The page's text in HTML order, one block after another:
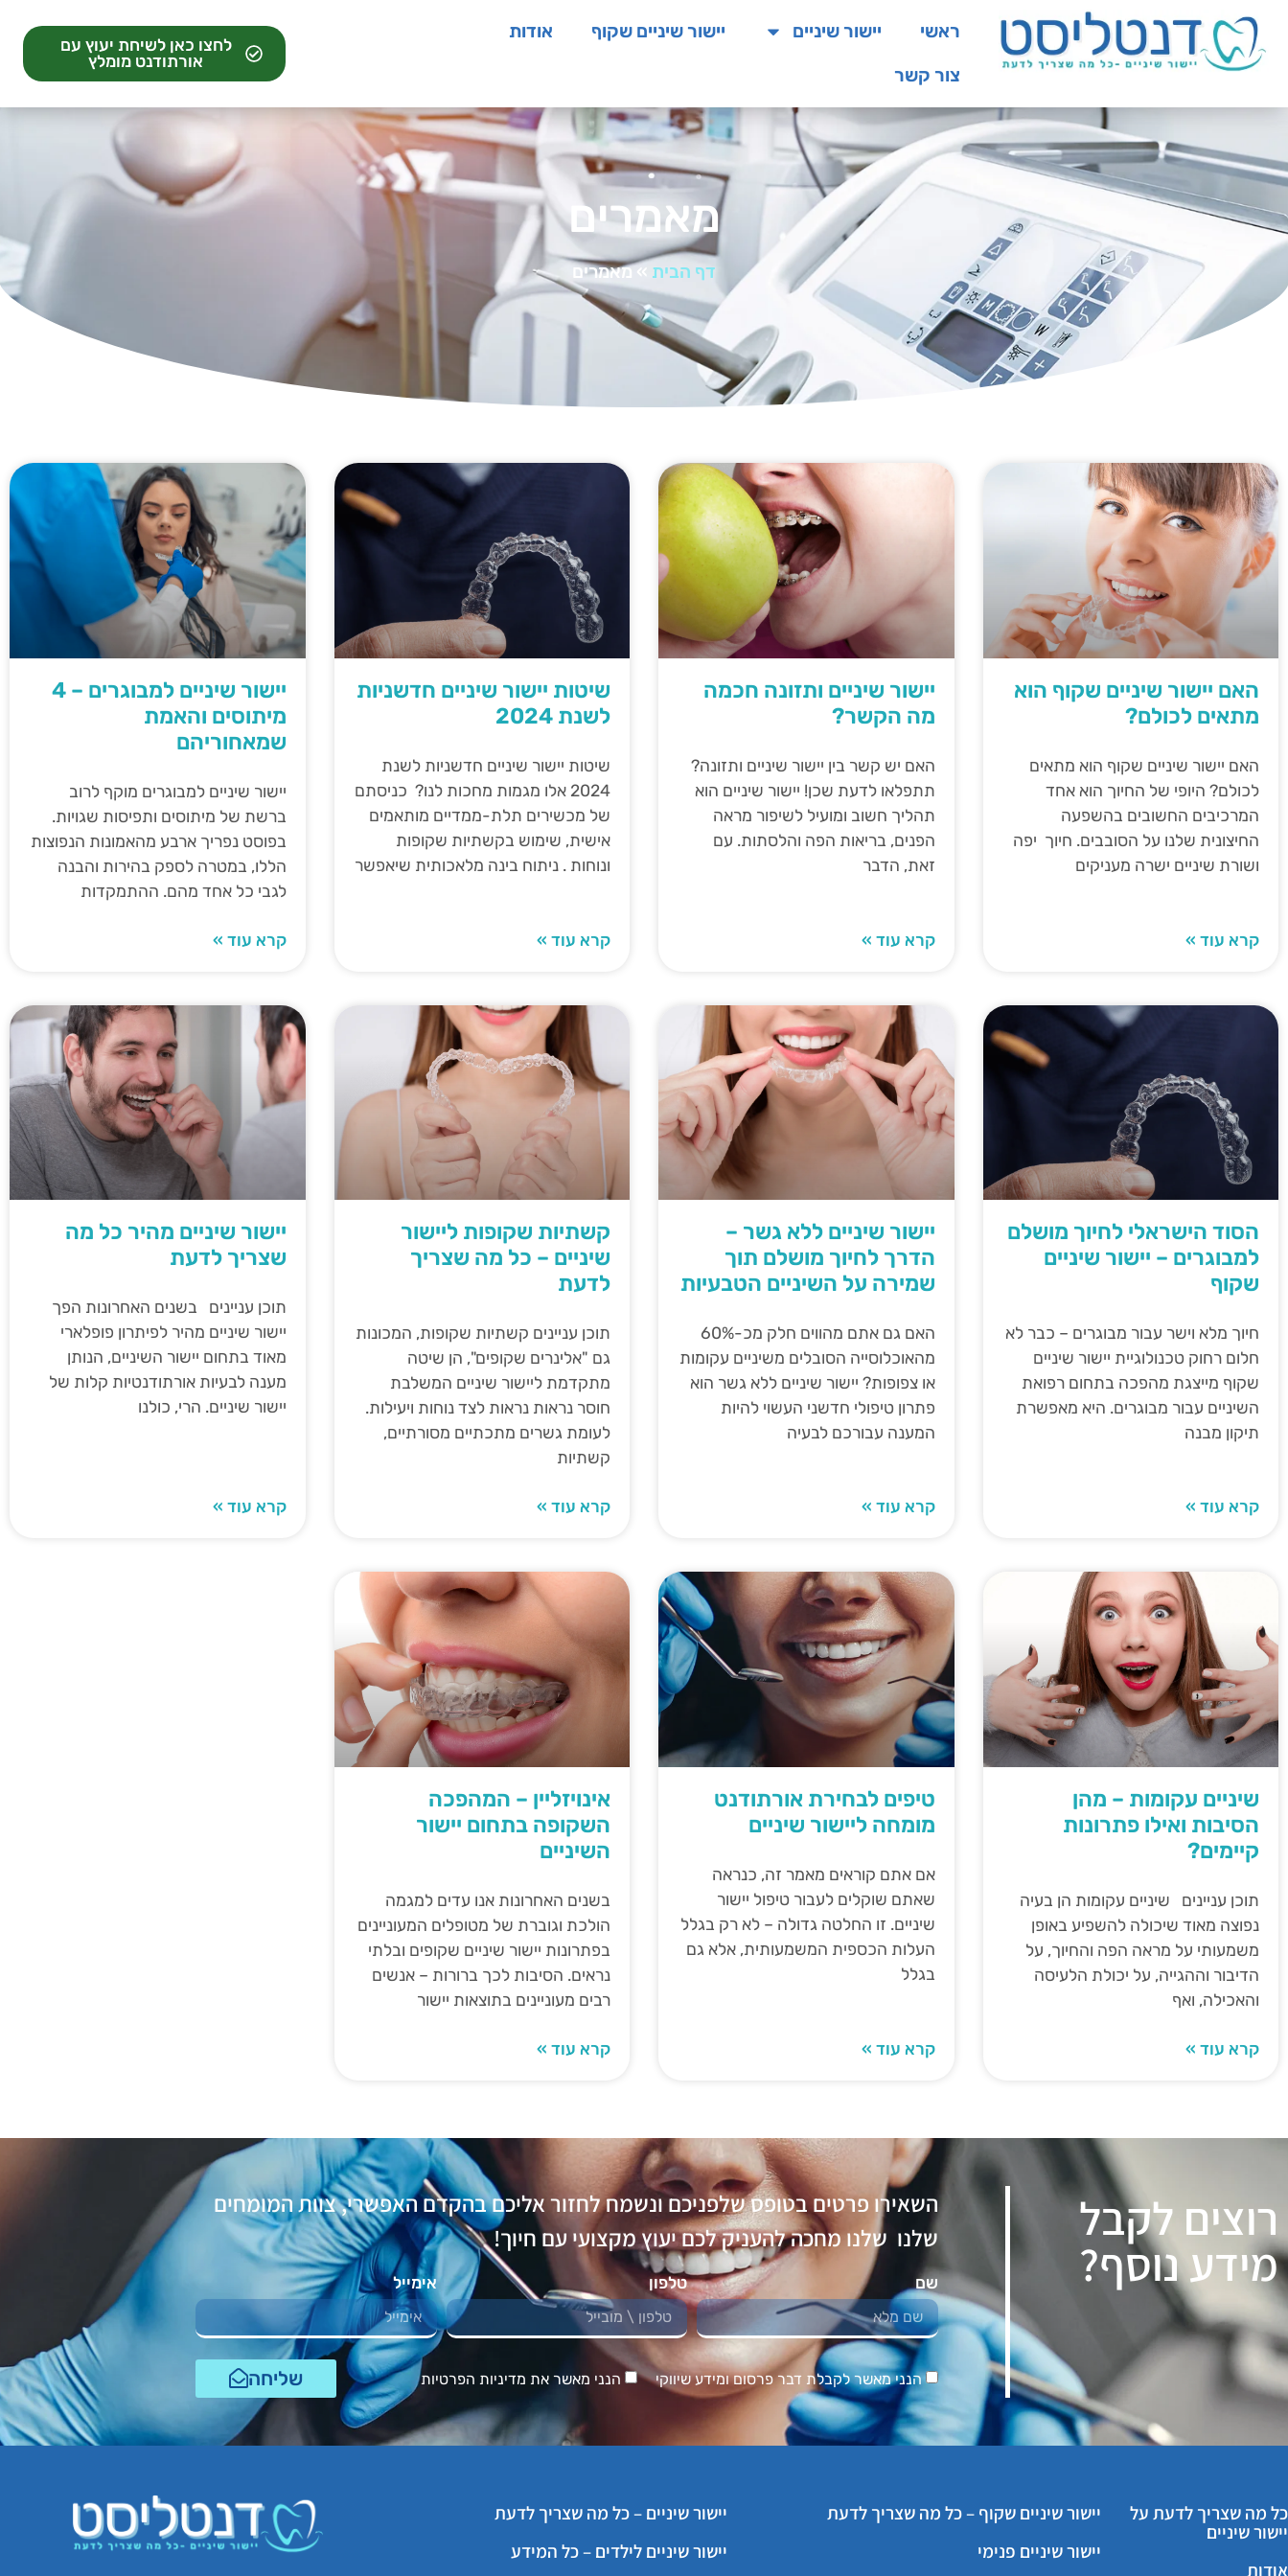
ראשי יישור שיניים יישור שיניים שקוף אודות
צור קשר
לחצו כאן לשיחת יעוץ עם
אורתודנט מומלץ
מאמרים
דף הבית »מאמרים
האם יישור שיניים שקוף הוא
מתאים לכולם?
האם יישור שיניים שקוף הוא מתאים
לכולם? היופי של החיוך הוא אחד
המרכיבים החשובים בהשפעה
החיצונית שלנו על הסובבים. חיוך יפה
ושורת שיניים ישרה מעניקים
קרא עוד »
יישור שיניים ותזונה חכמה
מה הקשר?
האם יש קשר בין יישור שיניים ותזונה?
תתפלאו לדעת שכן! יישור שיניים הוא
תהליך חשוב ומועיל לשיפור מראה
הפנים, בריאות הפה והלסתות. עם
זאת, הדבר
קרא עוד »
שיטות יישור שיניים חדשניות
לשנת 2024
שיטות יישור שיניים חדשניות לשנת
2024 אלו מגמות מחכות לנו? כניסתם
של מכשירים תלת-ממדיים מותאמים
אישית, שימוש בקשתיות שקופות
ונוחות . ניתוח בינה מלאכותית שיאפשר
קרא עוד »
יישור שיניים למבוגרים – 4
מיתוסים והאמת
שמאחוריהם
יישור שיניים למבוגרים מוקף לרוב
ברשת של מיתוסים ותפיסות שגויות.
בפוסט נפריך ארבע מהאמונות הנפוצות
הללו, במטרה לספק בהירות והבנה
לגבי כל אחד מהם. ההתמקדות
קרא עוד »
הסוד הישראלי לחיוך מושלם
למבוגרים – יישור שיניים
שקוף
חיוך מלא וישר עבור מבוגרים – כבר לא
חלום רחוק טכנולוגיית יישור שיניים
שקוף מייצגת מהפכה בתחום רפואת
השיניים עבור מבוגרים. היא מאפשרת
תיקון מבנה
קרא עוד »
יישור שיניים ללא גשר –
הדרך לחיוך מושלם תוך
שמירה על השיניים הטבעיות
האם גם אתם מהווים חלק מכ-60%
מהאוכלוסייה הסובלים משיניים עקומות
או צפופות? יישור שיניים ללא גשר הוא
פתרון טיפולי חדשני העשוי להיות
המענה עבורכם לבעיה
קרא עוד »
קשתיות שקופות ליישור
שיניים – כל מה שצריך
לדעת
תוכן עניינים קשתיות שקופות, המכונות
גם "אלינרים שקופים", הן שיטה
מתקדמת ליישור שיניים המשלבת
חוסר נראות נראות לצד נוחות ויעילות.
לעומת גשרים מתכתיים מסורתיים,
קשתיות
קרא עוד »
יישור שיניים מהיר כל מה
שצריך לדעת
תוכן עניינים בשנים האחרונות הפך
יישור שיניים מהיר לפיתרון פופלארי
מאוד בתחום יישור השיניים, הנותן
מענה לבעיות אורתודנטיות קלות של
יישור שיניים. הרי, כולנו
קרא עוד »
שיניים עקומות – מהן
הסיבות ואילו פתרונות
קיימים?
תוכן עניינים שיניים עקומות הן בעיה
נפוצה מאוד שיכולה להשפיע באופן
משמעותי על מראה הפה והחיוך, על
הדיבור וההגייה, על יכולת הלעיסה
והאכילה, ואף
קרא עוד »
טיפים לבחירת אורתודנט
מומחה ליישור שיניים
אם אתם קוראים מאמר זה, כנראה
שאתם שוקלים לעבור טיפול יישור
שיניים. זו החלטה גדולה – לא רק בגלל
העלות הכספית המשמעותית, אלא גם
בגלל
קרא עוד »
אינויזליין – המהפכה
השקופה בתחום יישור
השיניים
בשנים האחרונות אנו עדים למגמה
הולכת וגוברת של מטופלים המעוניינים
בפתרונות יישור שיניים שקופים ובלתי
נראים. הסיבות לכך ברורות – אנשים
רבים מעוניינים בתוצאות יישור
קרא עוד »
רוצים לקבל
מידע נוסף?
השאירו פרטים בטופס שלפניכם ונשמח לחזור אליכם בהקדם האפשרי, צוות המומחים
שלנו שלנו מחכה להעניק לכם יעוץ מקצועי עם חיוך!
שם טלפון אימייל
הנני מאשר לקבלת דבר פרסום ומידע שיווקי הנני מאשר את מדיניות הפרטיות שליחה
כל מה שצריך לדעת על
יישור שיניים
אודות
יישור שיניים שקוף – כל מה שצריך לדעת
יישור שיניים פנימי
יישור שיניים – כל מה שצריך לדעת
יישור שיניים לילדים – כל המידע